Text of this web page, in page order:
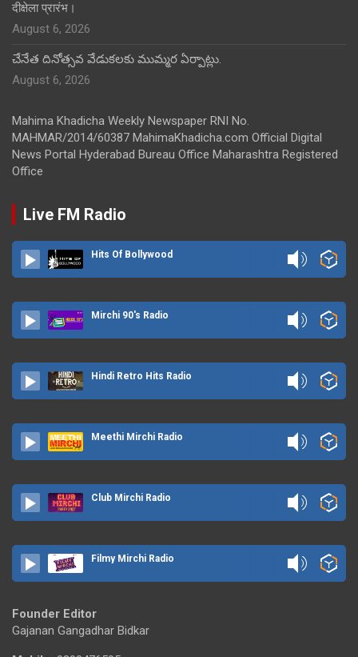
दीक्षेला प्रारंभ।
August 6, 2026
చేనేత దినోత్సవ వేడుకలకు ముమ్మర ఏర్పాట్లు.
August 6, 2026
Mahima Khadicha Weekly Newspaper RNI No.
MAHMAR/2014/60387 MahimaKhadicha.com Official Digital
News Portal Hyderabad Bureau Office Maharashtra Registered
Office
Live FM Radio
Hits Of Bollywood
Mirchi 90's Radio
Hindi Retro Hits Radio
Meethi Mirchi Radio
Club Mirchi Radio
Filmy Mirchi Radio
Founder Editor
Gajanan Gangadhar Bidkar